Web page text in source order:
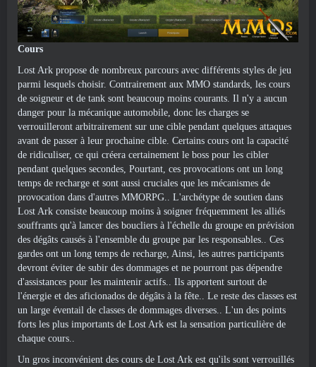
Cours
Lost Ark propose de nombreux parcours avec différents styles de jeu
parmi lesquels choisir. Contrairement aux MMO standards, les cours
de soigneur et de tank sont beaucoup moins courants. Il n'y a aucun
danger pour la mécanique automobile, donc les charges se
verrouilleront arbitrairement sur une cible pendant quelques attaques
avant de passer à leur prochaine cible. Certains cours ont la capacité
de ridiculiser, ce qui créera certainement le boss pour les cibler
pendant quelques secondes, Pourtant, ces provocations ont un long
temps de recharge et sont aussi cruciales que les mécanismes de
provocation dans d'autres MMORPG.. L'archétype de soutien dans
Lost Ark consiste beaucoup moins à soigner fréquemment les alliés
souffrants qu'à lancer des boucliers à l'échelle du groupe en prévision
des dégâts causés à l'ensemble du groupe par les responsables.. Ces
gardes ont un long temps de recharge, Ainsi, les autres participants
devront éviter de subir des dommages et ne pourront pas dépendre
d'assistances pour les maintenir actifs.. Ils apportent surtout de
l'énergie et des aficionados de dégâts à la fête.. Le reste des classes est
un large éventail de classes de dommages diverses.. L'un des points
forts les plus importants de Lost Ark est la sensation particulière de
chaque cours..
Un gros inconvénient des cours de Lost Ark est qu'ils sont verrouillés